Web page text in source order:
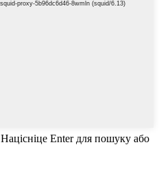
Націсніце Enter для пошуку або